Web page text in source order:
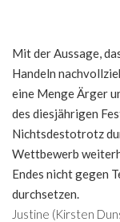
Mit der Aussage,
Handeln
eine Menge Ärger
des diesjährigen
Nichtsdestotrotz
Wettbewerb
Endes nicht gegen
durchsetzen.
Justine (Kirsten